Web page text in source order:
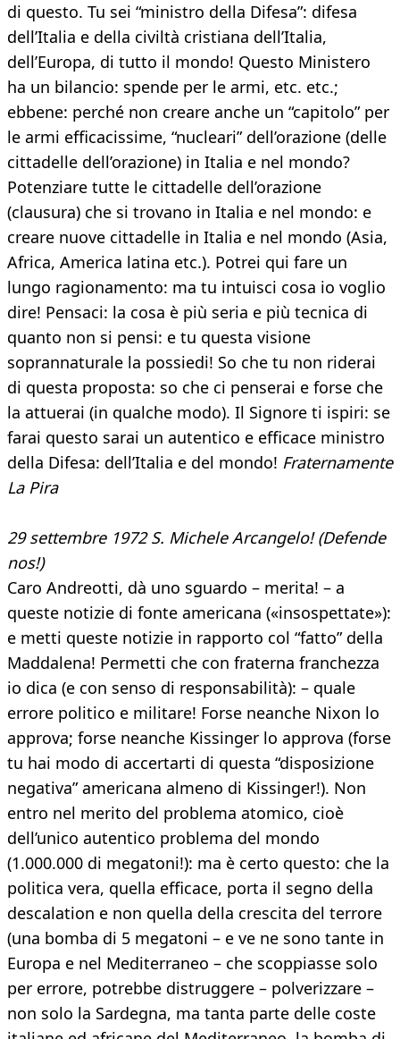
di questo. Tu sei “ministro della Difesa”: difesa
dell’Italia e della civiltà cristiana dell’Italia,
dell’Europa, di tutto il mondo! Questo Ministero
ha un bilancio: spende per le armi, etc. etc.;
ebbene: perché non creare anche un “capitolo” per
le armi efficacissime, “nucleari” dell’orazione (delle
cittadelle dell’orazione) in Italia e nel mondo?
Potenziare tutte le cittadelle dell’orazione
(clausura) che si trovano in Italia e nel mondo: e
creare nuove cittadelle in Italia e nel mondo (Asia,
Africa, America latina etc.). Potrei qui fare un
lungo ragionamento: ma tu intuisci cosa io voglio
dire! Pensaci: la cosa è più seria e più tecnica di
quanto non si pensi: e tu questa visione
soprannaturale la possiedi! So che tu non riderai
di questa proposta: so che ci penserai e forse che
la attuerai (in qualche modo). Il Signore ti ispiri: se
farai questo sarai un autentico e efficace ministro
della Difesa: dell’Italia e del mondo! Fraternamente
La Pira
29 settembre 1972 S. Michele Arcangelo! (Defende
nos!)
Caro Andreotti, dà uno sguardo – merita! – a
queste notizie di fonte americana («insospettate»):
e metti queste notizie in rapporto col “fatto” della
Maddalena! Permetti che con fraterna franchezza
io dica (e con senso di responsabilità): – quale
errore politico e militare! Forse neanche Nixon lo
approva; forse neanche Kissinger lo approva (forse
tu hai modo di accertarti di questa “disposizione
negativa” americana almeno di Kissinger!). Non
entro nel merito del problema atomico, cioè
dell’unico autentico problema del mondo
(1.000.000 di megatoni!): ma è certo questo: che la
politica vera, quella efficace, porta il segno della
descalation e non quella della crescita del terrore
(una bomba di 5 megatoni – e ve ne sono tante in
Europa e nel Mediterraneo – che scoppiasse solo
per errore, potrebbe distruggere – polverizzare –
non solo la Sardegna, ma tanta parte delle coste